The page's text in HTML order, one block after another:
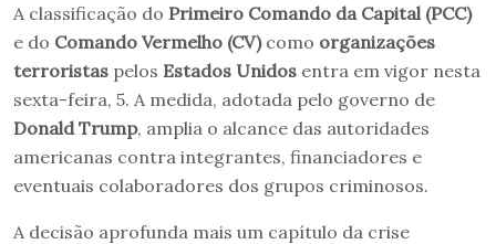
A classificação do Primeiro Comando da Capital (PCC)
e do Comando Vermelho (CV) como organizações
terroristas pelos Estados Unidos entra em vigor nesta
sexta-feira, 5. A medida, adotada pelo governo de
Donald Trump, amplia o alcance das autoridades
americanas contra integrantes, financiadores e
eventuais colaboradores dos grupos criminosos.
A decisão aprofunda mais um capítulo da crise